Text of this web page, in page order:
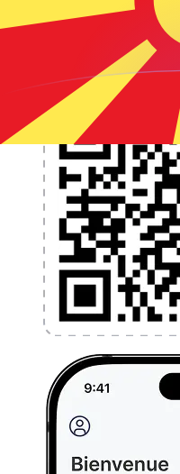
l'application dès